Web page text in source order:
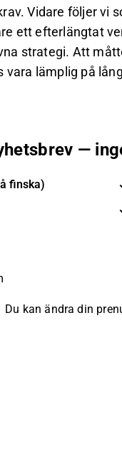
Vidare följer vi
ett efterlängtat
strategi. Att
lämplig på
—
finska)
Du kan ändra din